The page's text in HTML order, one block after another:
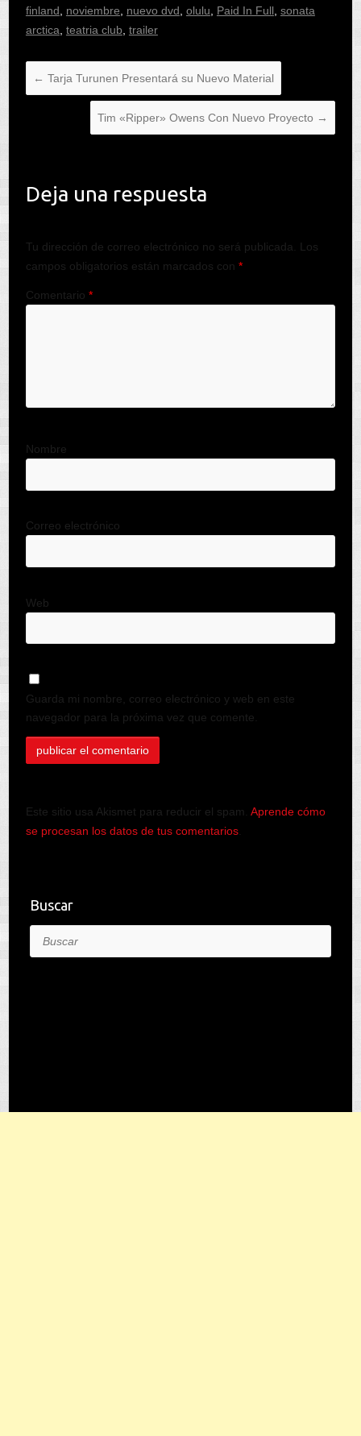
finland
noviembre nuevo dvd olulu Paid In Full sonata
arctica teatria club trailer
← Tarja Turunen Presentará su Nuevo Material
Tim «Ripper» Owens Con Nuevo Proyecto →
Deja una respuesta
Tu dirección de correo electrónico no será publicada.
Los
campos obligatorios están marcados con *
Comentario *
Nombre
Correo electrónico
Web
Guarda mi nombre, correo electrónico y web en este
navegador para la próxima vez que comente.
Este sitio usa Akismet para reducir el spam. Aprende cómo
se procesan los datos de tus comentarios.
Buscar
Buscar